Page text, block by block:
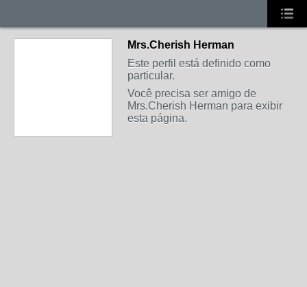
Mrs.Cherish Herman
Este perfil está definido como
particular.
Você precisa ser amigo de
Mrs.Cherish Herman para exibir
esta página.